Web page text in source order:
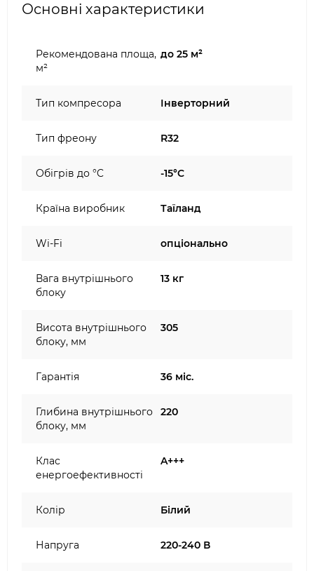
Основні характеристики
Рекомендована площа,
м²
до 25 м²
Тип компресора Інверторний
Тип фреону R32
Обігрів до °C -15°C
Країна виробник Таїланд
Wi-Fi опціонально
Вага внутрішнього
блоку
13 кг
Висота внутрішнього
блоку, мм
305
Гарантія 36 міс.
Глибина внутрішнього
блоку, мм
220
Клас
енергоефективності
A+++
Колір Білий
Напруга 220-240 В